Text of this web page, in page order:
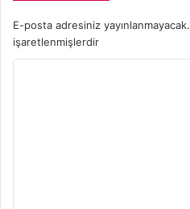
E-posta adresiniz yayınlanmayacak.
işaretlenmişlerdir